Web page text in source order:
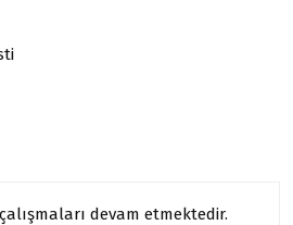
devam etmektedir.